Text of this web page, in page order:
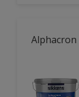
Alphacron